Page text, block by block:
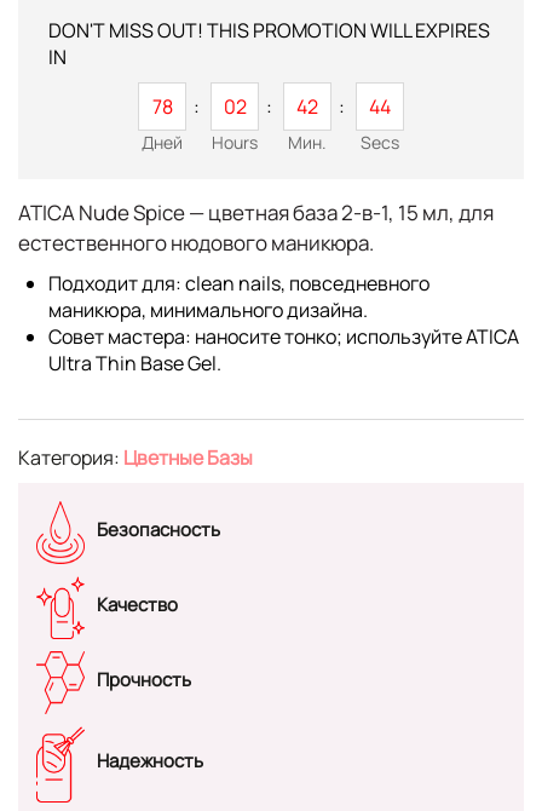
DON'T MISS OUT! THIS PROMOTION WILL EXPIRES
IN
78
Дней
02
Hours
42
Мин.
44
Secs
ATICA Nude Spice— цветная база 2-в-1, 15 мл, для
естественного нюдового маникюра.
Подходит для: clean nails, повседневного
маникюра, минимального дизайна.
Совет мастера: наносите тонко; используйтеATICA
Ultra Thin Base Gel.
Категория: Цветные Базы
Безопасность
Качество
Прочность
Надежность